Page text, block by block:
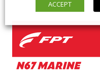
ACCEPT